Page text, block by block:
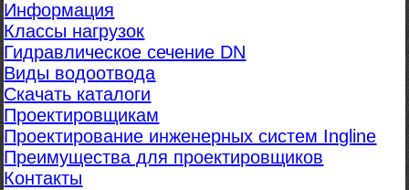
Информация
Классы нагрузок
Гидравлическое сечение DN
Виды водоотвода
Скачать каталоги
Проектировщикам
Проектирование инженерных систем Ingline
Преимущества для проектировщиков
Контакты